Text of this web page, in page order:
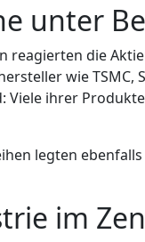
unter
reagierten die
wie
Viele ihrer
legten
im